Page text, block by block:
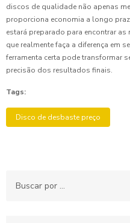
discos de qualidade não apenas
proporciona economia a longo
estará preparado para encontrar
que realmente faça a diferença em
ferramenta certa pode transformar
precisão dos resultados finais.
Tags:
Disco de desbaste preço